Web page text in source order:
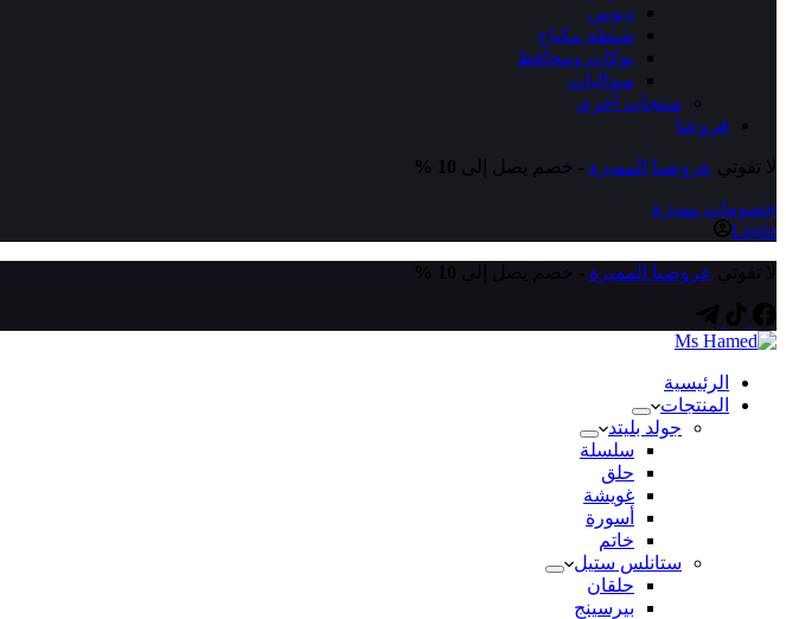
دبوس
شنطة مكياج
بوكات ومحافظ
ميداليات
منتجات أخري
فروعنا
لا تفوتي عروضنا المميزة - خصم يصل إلى
خصومات مميزة
Login
عروضنا المميزة
الرئيسية
المنتجات
جولد بليتد
سلسلة
حلق
غويشة
أسورة
خاتم
ستانلس ستيل
حلقان
بيرسينج